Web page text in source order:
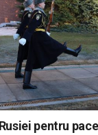
pentru